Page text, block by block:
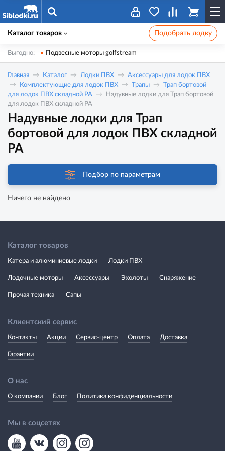
Каталог товаров Подобрать лодку
Выгодно: Подвесные моторы golfstream
Главная Каталог Лодки ПВХ
Аксессуары для лодок ПВХ
Комплектующие для лодок ПВХ
Трапы
Трап бортовой
для лодок ПВХ складной РА
Надувные лодки для Трап бортовой
для лодок ПВХ складной РА
Надувные лодки для Трап
бортовой для лодок ПВХ складной
РА
Подбор по параметрам
Ничего не найдено
Каталог товаров
Катера и алюминиевые лодки Лодки ПВХ
Лодочные моторы Аксессуары Эхолоты Снаряжение
Прочая техника Сапы
Клиентский сервис
Контакты Акции Сервис-центр Оплата Доставка
Гарантии
О нас
О компании Блог Политика конфиденциальности
Мы в соцсетях